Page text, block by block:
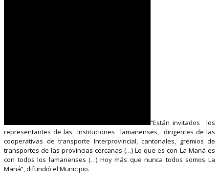
“Están invitados los
representantes de las instituciones lamanenses, dirigentes de las
cooperativas de transporte Interprovincial, cantonales, gremios de
transportes de las provincias cercanas (…) Lo que es con La Maná es
con todos los lamanenses (…) Hoy más que nunca todos somos La
Maná”, difundió el Municipio.